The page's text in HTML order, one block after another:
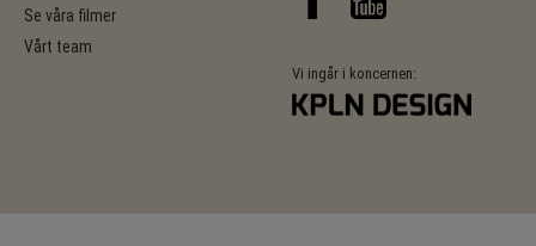
Se våra filmer
Vårt team
Vi ingår i koncernen: